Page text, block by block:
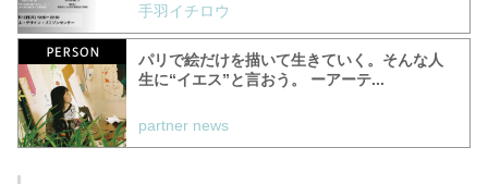
手羽イチロウ
パリで絵だけを描いて生きていく。そんな人
生に“イエス”と言おう。 ーアーテ...
partner news